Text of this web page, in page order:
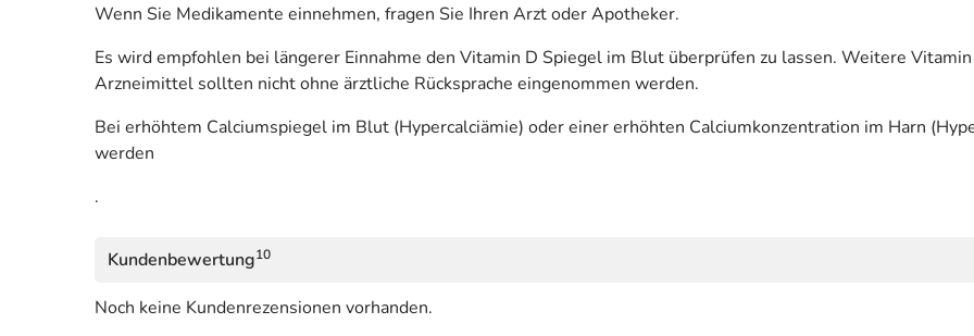
Wenn Sie Medikamente einnehmen, fragen Sie Ihren Arzt oder Apotheker.
Es wird empfohlen bei längerer Einnahme den Vitamin D Spiegel im Blut überprüfen zu lassen. Weitere
Arzneimittel sollten nicht ohne ärztliche Rücksprache eingenommen werden.
Bei erhöhtem Calciumspiegel im Blut (Hypercalciämie) oder einer erhöhten Calciumkonzentration im Harn
werden
.
Kundenbewertung10
Noch keine Kundenrezensionen vorhanden.